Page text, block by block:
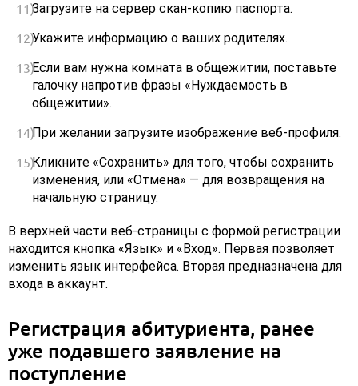
Загрузите на сервер скан-копию паспорта.
Укажите информацию о ваших родителях.
Если вам нужна комната в общежитии, поставьте
галочку напротив фразы «Нуждаемость в
общежитии».
При желании загрузите изображение веб-профиля.
Кликните «Сохранить» для того, чтобы сохранить
изменения, или «Отмена» — для возвращения на
начальную страницу.
В верхней части веб-страницы с формой регистрации
находится кнопка «Язык» и «Вход». Первая позволяет
изменить язык интерфейса. Вторая предназначена для
входа в аккаунт.
Регистрация абитуриента, ранее
уже подавшего заявление на
поступление